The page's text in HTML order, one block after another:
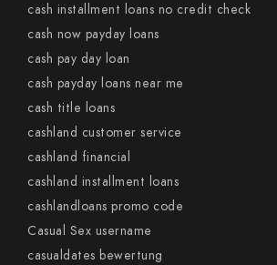
cash installment loans no credit check
cash now payday loans
cash pay day loan
cash payday loans near me
cash title loans
cashland customer service
cashland financial
cashland installment loans
cashlandloans promo code
Casual Sex username
casualdates bewertung